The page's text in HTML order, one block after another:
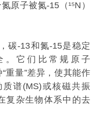
原子被氮-15（¹⁵N）
碳-13和氮-15是稳定
。它们比常规原子
重量”差异，使其能作
谱(MS)或核磁共振
复杂生物体系中的去